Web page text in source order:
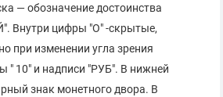
— обозначение достоинства
Внутри цифры "О" -скрытые,
при изменении угла зрения
" 10" и надписи "РУБ". В нижней
знак монетного двора. В